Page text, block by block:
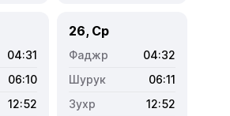
04:31
06:10
12:52
26, Ср
04:32
06:11
12:52